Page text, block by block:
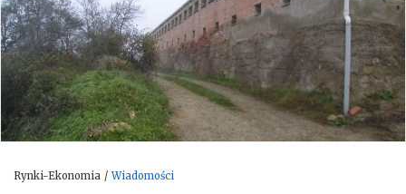
Rynki-Ekonomia Wiadomości